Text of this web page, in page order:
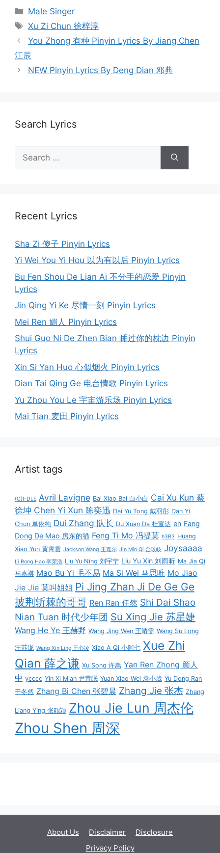
Categories
Male Singer
Tags
Xu Zi Chun 徐梓淳
Post
navigation
You Zhong 有种 Pinyin Lyrics By Jiang Chen
江辰
NEW Pinyin Lyrics By Deng Dian 邓典
Search Lyrics
for:
Recent Lyrics
Sha Zi 傻子 Pinyin Lyrics
Yi Wei You Yi Hou 以为有以后 Pinyin Lyrics
Bu Fen Shou De Lian Ai 不分手的恋爱 Pinyin
Lyrics
Jin Qing Yi Ke 尽情一刻 Pinyin Lyrics
Mei Ren 媚人 Pinyin Lyrics
Shui Guo Ni De Zhen Bian 睡过你的枕边 Pinyin
Lyrics
Xin Si Yan Huo 心似烟火 Pinyin Lyrics
Dian Tai Qing Ge 电台情歌 Pinyin Lyrics
Yu Zhou You Le 宇宙游乐场 Pinyin Lyrics
Mai Tian 麦田 Pinyin Lyrics
Artist tags
(G)I-DLE Avril Lavigne Bai Xiao Bai 白小白 Cai Xu Kun 蔡
徐坤 Chen Yi Xun 陈奕迅 Dai Yu Tong 戴羽彤 Dan Yi
Chun 单依纯 Dui Zhang 队长 Du Xuan Da 杜宣达 en Fang
Dong De Mao 房东的猫 Feng Ti Mo 冯提莫 h3R3 Huang
Xiao Yun 黄霄雲 Jackson Wang 王嘉尔 Jin Min Qi 金玟岐 Joysaaaa
Li Rong Hao 李荣浩 Liu Yu Ning 刘宇宁 Liu Yu Xin 刘雨昕 Ma Jia Qi
马嘉祺 Mao Bu Yi 毛不易 Ma Si Wei 马思唯 Mo Jiao
Jie Jie 莫叫姐姐 Pi Jing Zhan Ji De Ge Ge
披荆斩棘的哥哥 Ren Ran 任然 Shi Dai Shao
Nian Tuan 时代少年团 Su Xing Jie 苏星婕
Wang He Ye 王赫野 Wang Jing Wen 王靖雯 Wang Su Long
汪苏泷 Wang Xin Ling 王心凌 Xiao A Qi 小阿七 Xue Zhi
Qian 薛之谦 Xu Song 许嵩 Yan Ren Zhong 颜人
中 ycccc Yin Xi Mian 尹昔眠 Yuan Xiao Wei 袁小葳 Yu Dong Ran
于冬然 Zhang Bi Chen 张碧晨 Zhang Jie 张杰 Zhang
Liang Ying 张靓颖 Zhou Jie Lun 周杰伦
Zhou Shen 周深
About Us Disclaimer
Disclosure
Privacy Policy